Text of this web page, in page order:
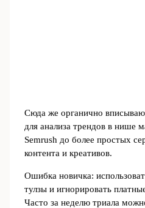
Сюда же органично
для анализа трендов в нише
Semrush до более простых
контента и креативов.
Ошибка новичка:
тулзы и игнорировать
Часто за неделю триала